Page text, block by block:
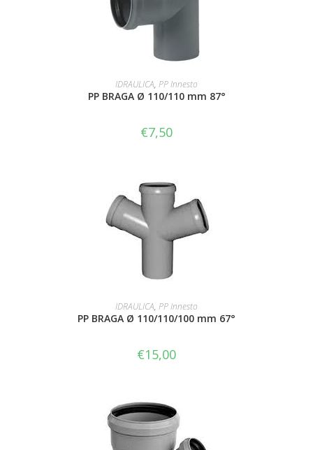
AGGIUNGI AL CARRELLO
IDRAULICA, PP Innesto
PP BRAGA Ø 110/110 mm 87°
€7,50
AGGIUNGI AL CARRELLO
IDRAULICA, PP Innesto
PP BRAGA Ø 110/110/100 mm 67°
€15,00